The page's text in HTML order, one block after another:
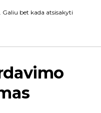
bet kada atsisakyti